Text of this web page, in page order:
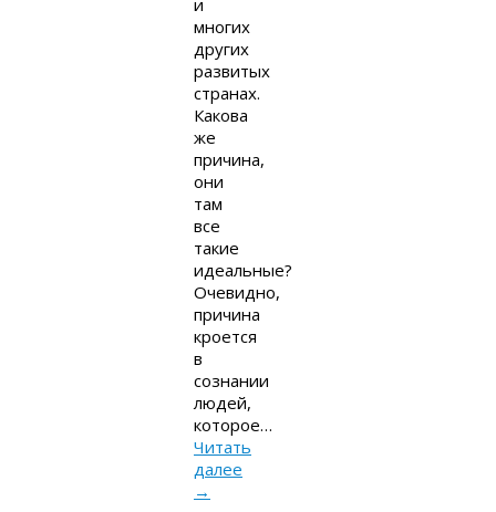
и
многих
других
развитых
странах.
Какова
же
причина,
они
там
все
такие
идеальные?
Очевидно,
причина
кроется
в
сознании
людей,
которое…
Читать
далее
→